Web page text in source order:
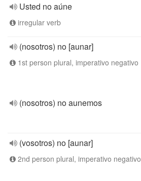
Usted no aúne
irregular verb
(nosotros) no [aunar]
1st person plural, imperativo negativo
(nosotros) no aunemos
(vosotros) no [aunar]
2nd person plural, imperativo negativo